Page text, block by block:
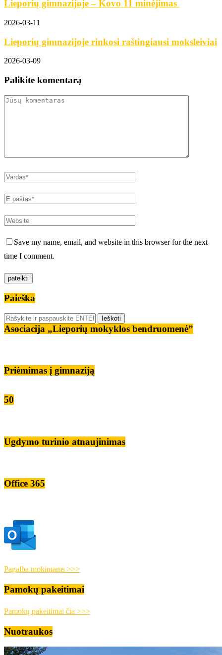
Lieporių gimnazijoje – Kovo 11 minėjimas
2026-03-11
Lieporių gimnazijoje rinkosi raštingiausi moksleiviai
2026-03-09
Palikite komentarą
Save my name, email, and website in this browser for the next
time I comment.
Paieška
Asociacija „Lieporių mokyklos bendruomenė”
Priėmimas į gimnaziją
50
Ugdymo turinio atnaujinimas
Office 365
Pagalba mokiniams >>>
Pamokų pakeitimai
Pamokų pakeitimai čia >>>
Nuotraukos